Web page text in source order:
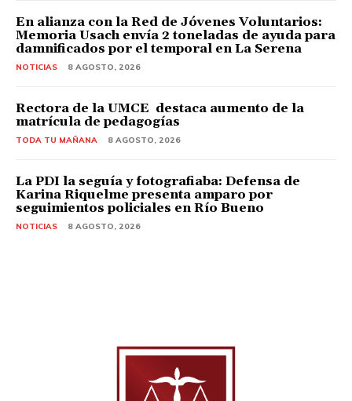
En alianza con la Red de Jóvenes Voluntarios:
Memoria Usach envía 2 toneladas de ayuda para
damnificados por el temporal en La Serena
NOTICIAS 8 AGOSTO, 2026
Rectora de la UMCE destaca aumento de la
matrícula de pedagogías
TODA TU MAÑANA 8 AGOSTO, 2026
La PDI la seguía y fotografiaba: Defensa de
Karina Riquelme presenta amparo por
seguimientos policiales en Río Bueno
NOTICIAS 8 AGOSTO, 2026